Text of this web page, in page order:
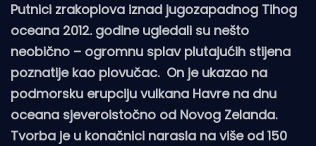
Putnici zrakoplova iznad jugozapadnog Tihog
oceana 2012. godine ugledali su nešto
neobično – ogromnu splav plutajućih stijena
poznatije kao plovučac. On je ukazao na
podmorsku erupciju vulkana Havre na dnu
oceana sjeveroistočno od Novog Zelanda.
Tvorba je u konačnici narasla na više od 150